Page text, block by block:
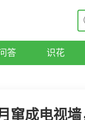
答 识花
成电视墙